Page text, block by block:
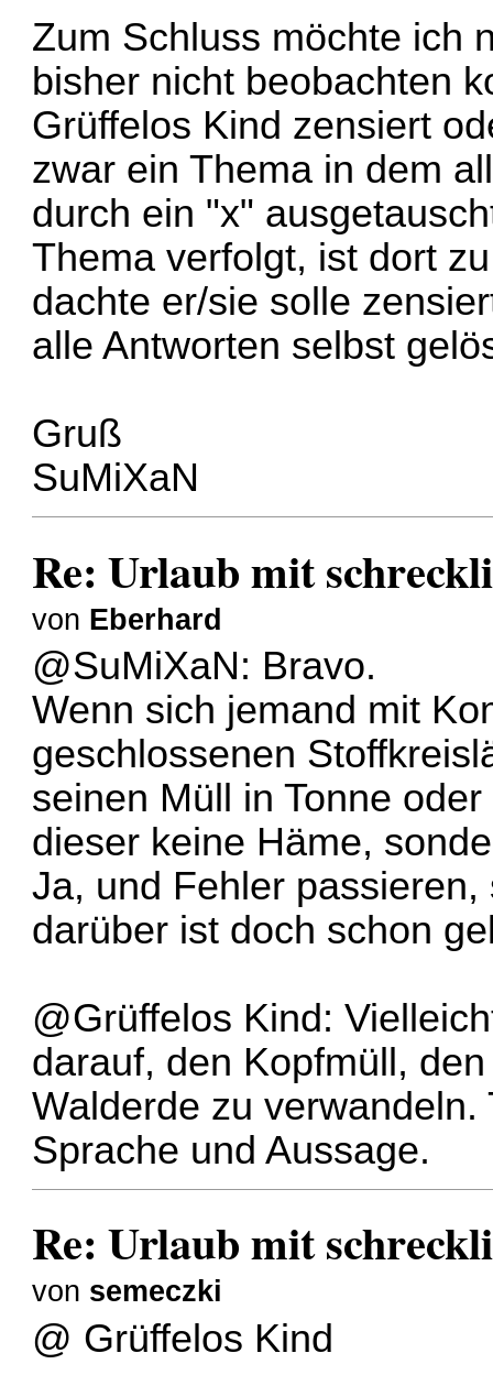
Zum Schluss möchte ich
bisher nicht beobachten
Grüffelos Kind zensiert
zwar ein Thema in dem
durch ein "x"
Thema verfolgt, ist dort
dachte er/sie solle
alle Antworten selbst
Gruß
SuMiXaN
Re: Urlaub mit
von Eberhard
@SuMiXaN: Bravo.
Wenn sich jemand mit
geschlossenen
seinen Müll in Tonne
dieser keine Häme,
Ja, und Fehler
darüber ist doch schon
@Grüffelos Kind:
darauf, den Kopfmüll,
Walderde zu
Sprache und Aussage.
Re: Urlaub mit
von semeczki
@ Grüffelos Kind